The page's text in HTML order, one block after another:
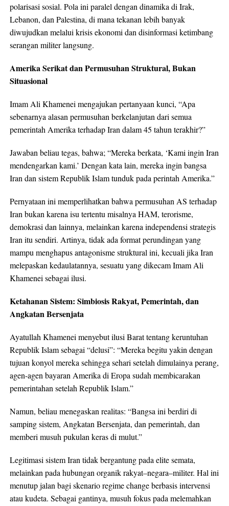
polarisasi sosial. Pola ini paralel dengan dinamika di Irak,
Lebanon, dan Palestina, di mana tekanan lebih banyak
diwujudkan melalui krisis ekonomi dan disinformasi ketimbang
serangan militer langsung.
Amerika Serikat dan Permusuhan Struktural, Bukan
Situasional
Imam Ali Khamenei mengajukan pertanyaan kunci, “Apa
sebenarnya alasan permusuhan berkelanjutan dari semua
pemerintah Amerika terhadap Iran dalam 45 tahun terakhir?”
Jawaban beliau tegas, bahwa; “Mereka berkata, ‘Kami ingin Iran
mendengarkan kami.’ Dengan kata lain, mereka ingin bangsa
Iran dan sistem Republik Islam tunduk pada perintah Amerika.”
Pernyataan ini memperlihatkan bahwa permusuhan AS terhadap
Iran bukan karena isu tertentu misalnya HAM, terorisme,
demokrasi dan lainnya, melainkan karena independensi strategis
Iran itu sendiri. Artinya, tidak ada format perundingan yang
mampu menghapus antagonisme struktural ini, kecuali jika Iran
melepaskan kedaulatannya, sesuatu yang dikecam Imam Ali
Khamenei sebagai ilusi.
Ketahanan Sistem: Simbiosis Rakyat, Pemerintah, dan
Angkatan Bersenjata
Ayatullah Khamenei menyebut ilusi Barat tentang keruntuhan
Republik Islam sebagai “delusi”: “Mereka begitu yakin dengan
tujuan konyol mereka sehingga sehari setelah dimulainya perang,
agen-agen bayaran Amerika di Eropa sudah membicarakan
pemerintahan setelah Republik Islam.”
Namun, beliau menegaskan realitas: “Bangsa ini berdiri di
samping sistem, Angkatan Bersenjata, dan pemerintah, dan
memberi musuh pukulan keras di mulut.”
Legitimasi sistem Iran tidak bergantung pada elite semata,
melainkan pada hubungan organik rakyat–negara–militer. Hal ini
menutup jalan bagi skenario regime change berbasis intervensi
atau kudeta. Sebagai gantinya, musuh fokus pada melemahkan